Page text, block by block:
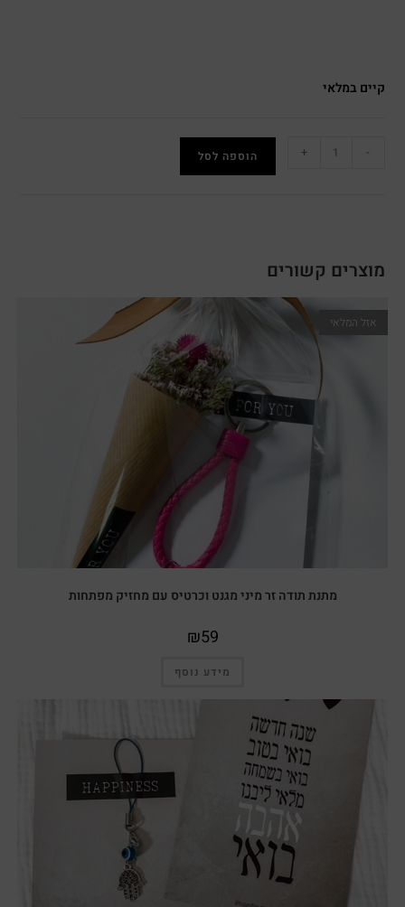
קיים במלאי
+ הוספה לסל
מוצרים קשורים
אזל המלאי
מתנת תודה זר מיני מגנט וכרטיס עם מחזיק מפתחות
₪59
מידע נוסף